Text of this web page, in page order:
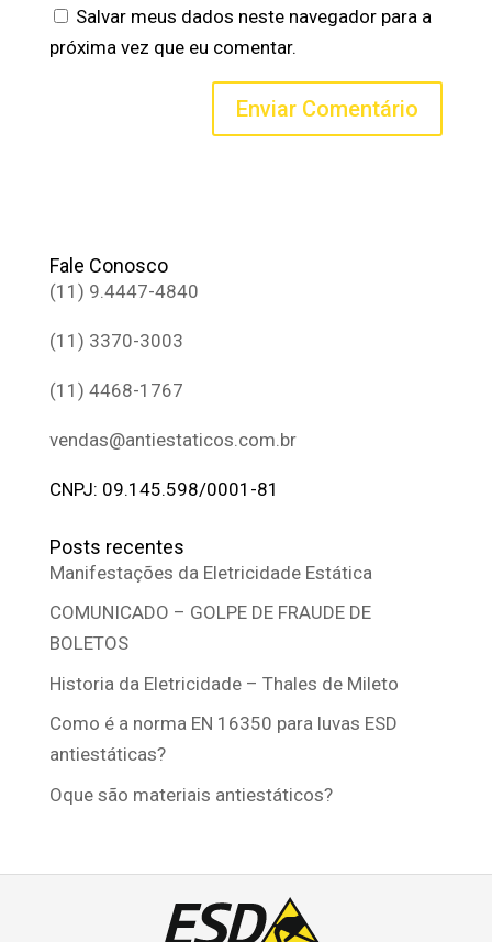
Salvar meus dados neste navegador para a
próxima vez que eu comentar.
Fale Conosco
(11) 9.4447-4840
(11) 3370-3003
(11) 4468-1767
vendas@antiestaticos.com.br
CNPJ: 09.145.598/0001-81
Posts recentes
Manifestações da Eletricidade Estática
COMUNICADO – GOLPE DE FRAUDE DE
BOLETOS
Historia da Eletricidade – Thales de Mileto
Como é a norma EN 16350 para luvas ESD
antiestáticas?
Oque são materiais antiestáticos?